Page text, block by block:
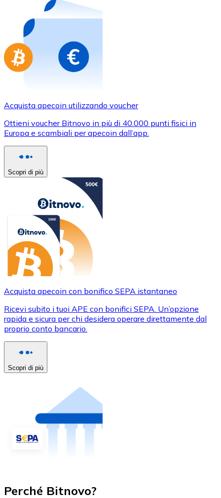
Acquista gift card dei tuoi marchi preferiti con
Vai al negozio di carte regalo
Acquista apecoin utilizzando voucher
Ottieni voucher Bitnovo in più di 40.000 punti fisici in
Europa e scambiali per apecoin dall’app.
Scopri di più
Acquista apecoin con bonifico SEPA istantaneo
Ricevi subito i tuoi APE con bonifici SEPA. Un’opzione
rapida e sicura per chi desidera operare direttamente dal
proprio conto bancario.
Scopri di più
Perché Bitnovo?